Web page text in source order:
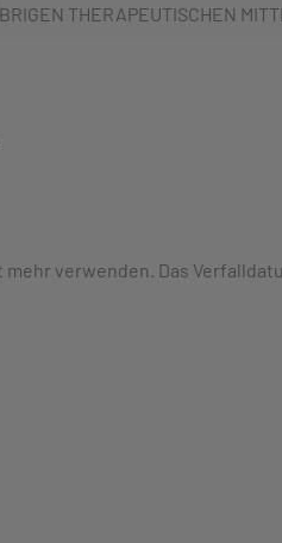
THERAPEUTISCHEN
verwenden. Das